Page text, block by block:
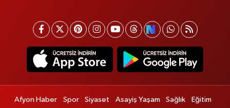
Afyon Haber Spor Siyaset Asayiş Yaşam Sağlık
Eğitim